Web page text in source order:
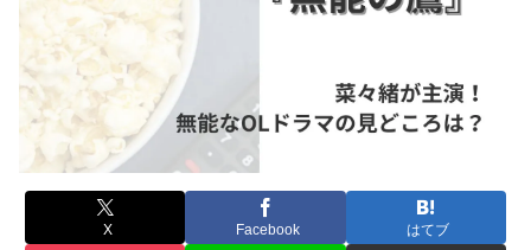
X Facebook はてブ